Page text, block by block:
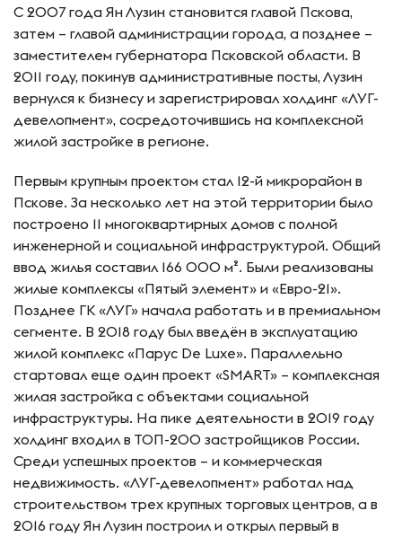
С 2007 года Ян Лузин становится главой Пскова,
затем – главой администрации города, а позднее –
заместителем губернатора Псковской области. В
2011 году, покинув административные посты, Лузин
вернулся к бизнесу и зарегистрировал холдинг «ЛУГ-
девелопмент», сосредоточившись на комплексной
жилой застройке в регионе.
Первым крупным проектом стал 12-й микрорайон в
Пскове. За несколько лет на этой территории было
построено 11 многоквартирных домов с полной
инженерной и социальной инфраструктурой. Общий
ввод жилья составил 166 000 м². Были реализованы
жилые комплексы «Пятый элемент» и «Евро-21».
Позднее ГК «ЛУГ» начала работать и в премиальном
сегменте. В 2018 году был введён в эксплуатацию
жилой комплекс «Парус De Luxe». Параллельно
стартовал еще один проект «SMART» – комплексная
жилая застройка с объектами социальной
инфраструктуры. На пике деятельности в 2019 году
холдинг входил в ТОП-200 застройщиков России.
Среди успешных проектов – и коммерческая
недвижимость. «ЛУГ-девелопмент» работал над
строительством трех крупных торговых центров, а в
2016 году Ян Лузин построил и открыл первый в